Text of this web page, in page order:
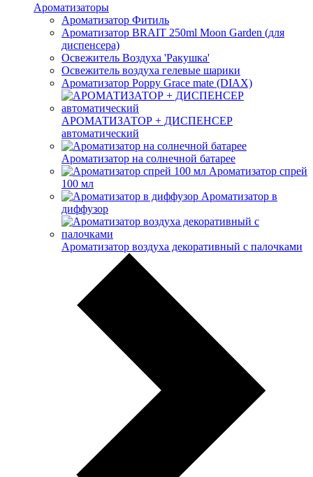
Ароматизаторы
Ароматизатор Фитиль
Ароматизатор BRAIT 250ml Moon Garden (для
диспенсера)
Освежитель Воздуха 'Ракушка'
Освежитель воздуха гелевые шарики
Ароматизатор Poppy Grace mate (DIAX)
АРОМАТИЗАТОР + ДИСПЕНСЕР
автоматический
Ароматизатор на солнечной батарее
Ароматизатор спрей
100 мл
Ароматизатор в
диффузор
Ароматизатор воздуха декоративный с палочками